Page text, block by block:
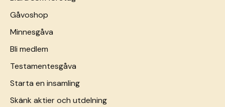
Gåvoshop
Minnesgåva
Bli medlem
Testamentesgåva
Starta en insamling
Skänk aktier och utdelning